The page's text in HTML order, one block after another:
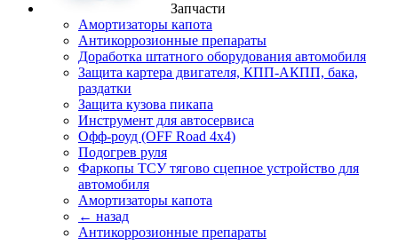
Запчасти
Амортизаторы капота
Антикоррозионные препараты
Доработка штатного оборудования автомобиля
Защита картера двигателя, КПП-АКПП, бака,
раздатки
Защита кузова пикапа
Инструмент для автосервиса
Офф-роуд (OFF Road 4x4)
Подогрев руля
Фаркопы ТСУ тягово сцепное устройство для
автомобиля
Амортизаторы капота
← назад
Антикоррозионные препараты